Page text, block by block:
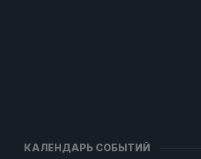
КАЛЕНДАРЬ СОБЫТИЙ